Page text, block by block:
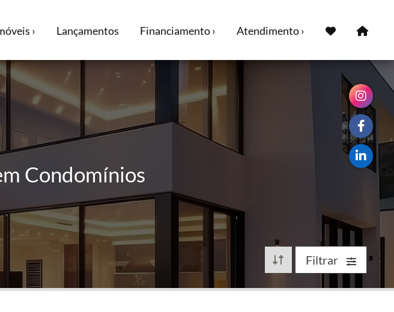
› Lançamentos Financiamento › Atendimento ›
Condomínios
Filtrar